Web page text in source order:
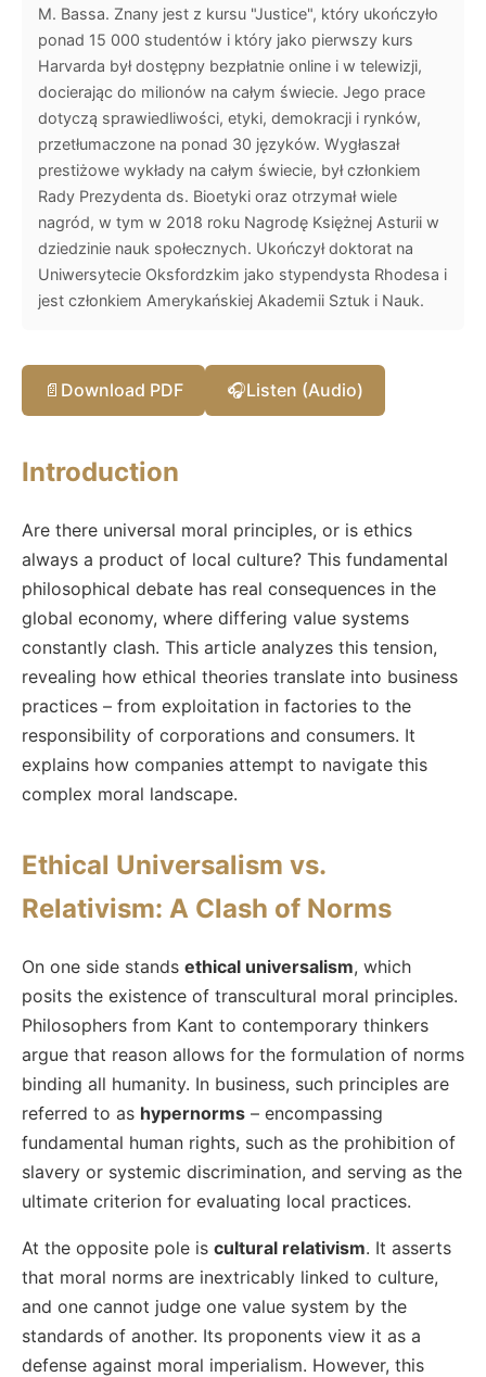
M. Bassa. Znany jest z kursu "Justice", który ukończyło
ponad 15 000 studentów i który jako pierwszy kurs
Harvarda był dostępny bezpłatnie online i w telewizji,
docierając do milionów na całym świecie. Jego prace
dotyczą sprawiedliwości, etyki, demokracji i rynków,
przetłumaczone na ponad 30 języków. Wygłaszał
prestiżowe wykłady na całym świecie, był członkiem
Rady Prezydenta ds. Bioetyki oraz otrzymał wiele
nagród, w tym w 2018 roku Nagrodę Księżnej Asturii w
dziedzinie nauk społecznych. Ukończył doktorat na
Uniwersytecie Oksfordzkim jako stypendysta Rhodesa i
jest członkiem Amerykańskiej Akademii Sztuk i Nauk.
📄 Download PDF 🎧Listen (Audio)
Introduction
Are there universal moral principles, or is ethics
always a product of local culture? This fundamental
philosophical debate has real consequences in the
global economy, where differing value systems
constantly clash. This article analyzes this tension,
revealing how ethical theories translate into business
practices – from exploitation in factories to the
responsibility of corporations and consumers. It
explains how companies attempt to navigate this
complex moral landscape.
Ethical Universalism vs.
Relativism: A Clash of Norms
On one side stands ethical universalism, which
posits the existence of transcultural moral principles.
Philosophers from Kant to contemporary thinkers
argue that reason allows for the formulation of norms
binding all humanity. In business, such principles are
referred to as hypernorms – encompassing
fundamental human rights, such as the prohibition of
slavery or systemic discrimination, and serving as the
ultimate criterion for evaluating local practices.
At the opposite pole is cultural relativism. It asserts
that moral norms are inextricably linked to culture,
and one cannot judge one value system by the
standards of another. Its proponents view it as a
defense against moral imperialism. However, this